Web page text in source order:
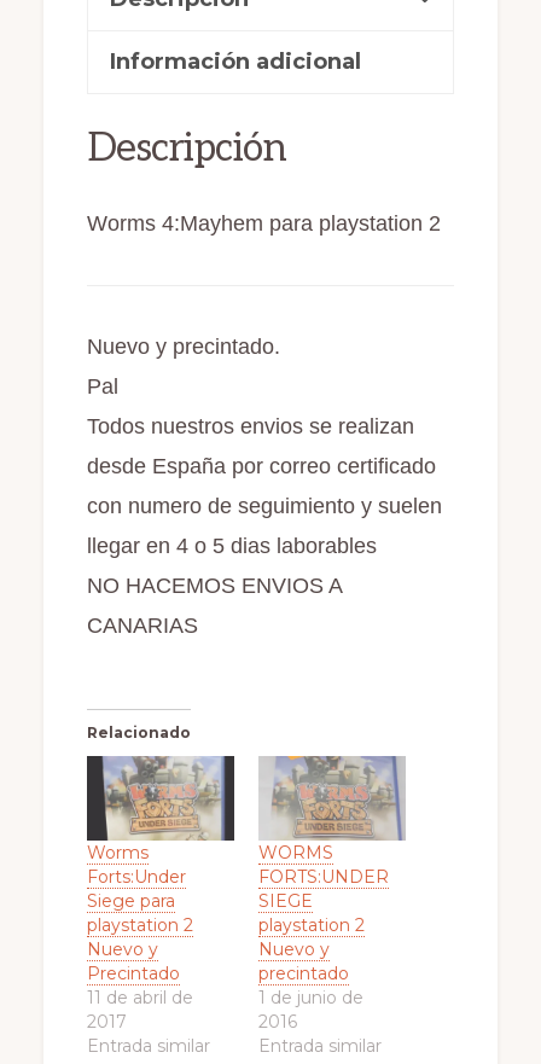
cantidad
e
b
o
k
o
d
n
l
ar
r
Información adicional
Descripción
Worms 4:Mayhem para playstation 2
Nuevo y precintado.
Pal
Todos nuestros envios se realizan
desde España por correo certificado
con numero de seguimiento y suelen
llegar en 4 o 5 dias laborables
NO HACEMOS ENVIOS A
CANARIAS
Relacionado
Worms
Forts:Under
Siege para
playstation 2
Nuevo y
Precintado
11 de abril de
2017
Entrada similar
WORMS
FORTS:UNDER
SIEGE
playstation 2
Nuevo y
precintado
1 de junio de
2016
Entrada similar